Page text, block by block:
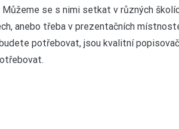
se s nimi setkat v různých
anebo třeba v prezentačních
potřebovat, jsou kvalitní